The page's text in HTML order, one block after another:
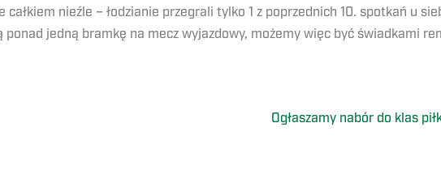
nieźle – łodzianie przegrali tylko 1 z poprzednich 10. spotkań u
ponad jedną bramkę na mecz wyjazdowy, możemy więc być świadkami
Ogłaszamy nabór do klas